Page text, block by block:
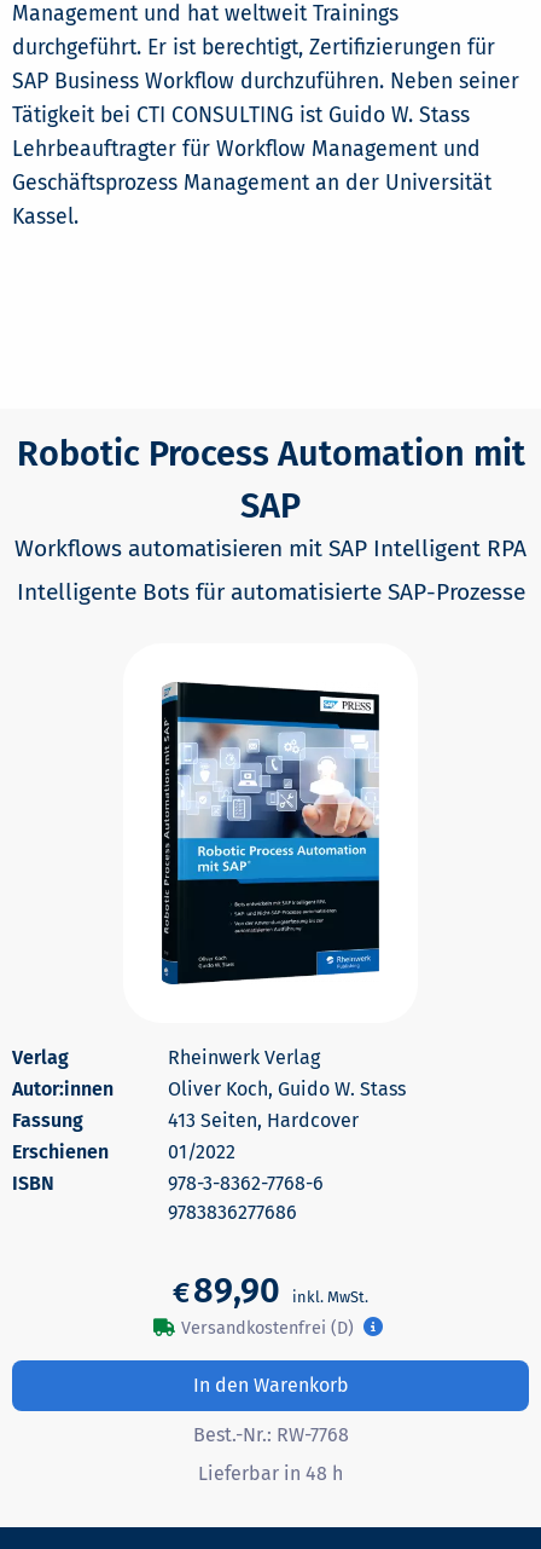
Management und hat weltweit Trainings
durchgeführt. Er ist berechtigt, Zertifizierungen für
SAP Business Workflow durchzuführen. Neben seiner
Tätigkeit bei CTI CONSULTING ist Guido W. Stass
Lehrbeauftragter für Workflow Management und
Geschäftsprozess Management an der Universität
Kassel.
Robotic Process Automation mit
SAP
Workflows automatisieren mit SAP Intelligent RPA
Intelligente Bots für automatisierte SAP-Prozesse
Rheinwerk Verlag
Autor:innen
Oliver Koch, Guido W. Stass
413 Seiten, Hardcover
Erschienen
01/2022
978-3-8362-7768-6
9783836277686
€89,90
Versandkostenfrei (D)
In den Warenkorb
Best.-Nr.: RW-7768
Lieferbar in 48 h